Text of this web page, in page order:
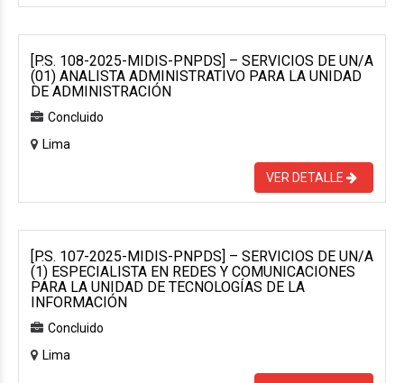
[P.S. 108-2025-MIDIS-PNPDS] – SERVICIOS DE UN/A
(01) ANALISTA ADMINISTRATIVO PARA LA UNIDAD
DE ADMINISTRACIÓN
Concluido
Lima
VER DETALLE
[P.S. 107-2025-MIDIS-PNPDS] – SERVICIOS DE UN/A
(1) ESPECIALISTA EN REDES Y COMUNICACIONES
PARA LA UNIDAD DE TECNOLOGÍAS DE LA
INFORMACIÓN
Concluido
Lima